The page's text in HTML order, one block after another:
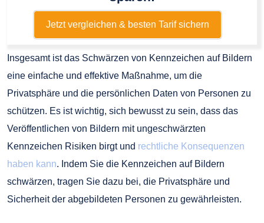
Jetzt vergleichen & besten Tarif sichern
Insgesamt ist das Schwärzen von Kennzeichen auf Bildern
eine einfache und effektive Maßnahme, um die
Privatsphäre und die persönlichen Daten von Personen zu
schützen. Es ist wichtig, sich bewusst zu sein, dass das
Veröffentlichen von Bildern mit ungeschwärzten
Kennzeichen Risiken birgt und rechtliche Konsequenzen
haben kann. Indem Sie die Kennzeichen auf Bildern
schwärzen, tragen Sie dazu bei, die Privatsphäre und
Sicherheit der abgebildeten Personen zu gewährleisten.